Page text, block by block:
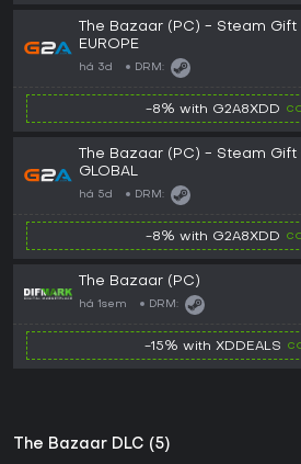
The Bazaar (PC) - Steam Gift
EUROPE
há 3d DRM:
-8% with G2A8XDD
The Bazaar (PC) - Steam Gift
GLOBAL
há 5d DRM:
-8% with G2A8XDD
The Bazaar (PC)
há 1sem DRM:
-15% with XDDEALS
The Bazaar DLC (5)